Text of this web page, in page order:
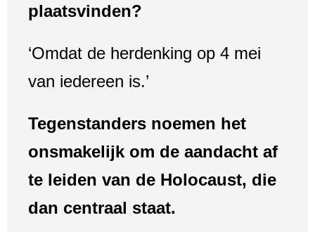
plaatsvinden?
‘Omdat de herdenking op 4 mei
van iedereen is.’
Tegenstanders noemen het
onsmakelijk om de aandacht af
te leiden van de Holocaust, die
dan centraal staat.